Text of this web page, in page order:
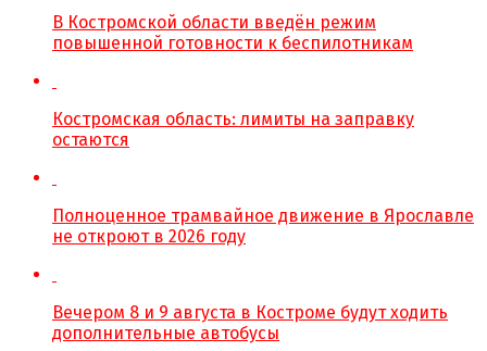
В Костромской области введён режим
повышенной готовности к беспилотникам
Костромская область: лимиты на заправку
остаются
Полноценное трамвайное движение в Ярославле
не откроют в 2026 году
Вечером 8 и 9 августа в Костроме будут ходить
дополнительные автобусы